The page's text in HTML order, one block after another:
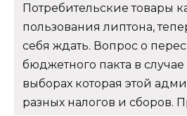
Потребительские товары
пользования липтона,
себя ждать. Вопрос о
бюджетного пакта в
выборах которая этой
разных налогов и сборов.